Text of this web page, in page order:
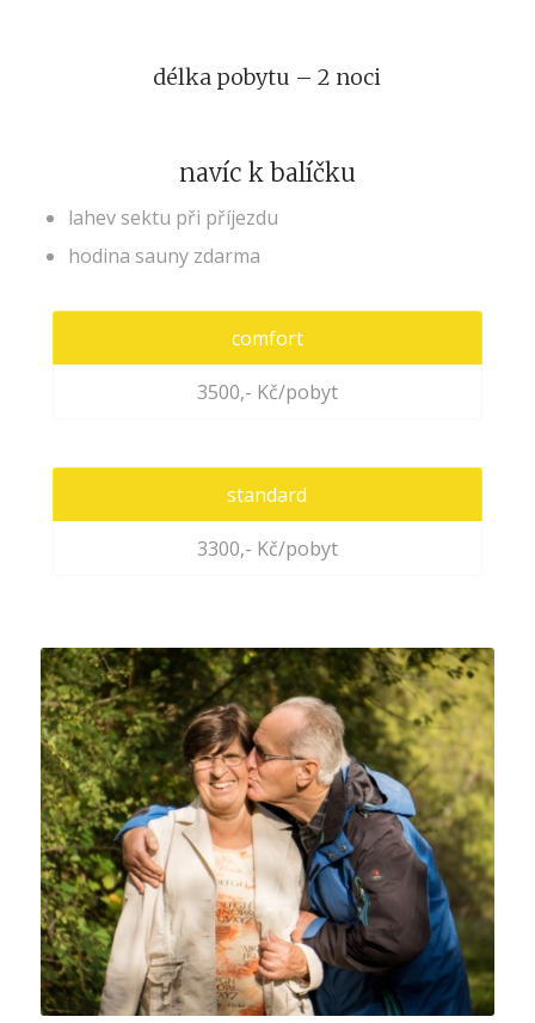
délka pobytu – 2 noci
navíc k balíčku
lahev sektu při příjezdu
hodina sauny zdarma
comfort
3500,- Kč/pobyt
standard
3300,- Kč/pobyt